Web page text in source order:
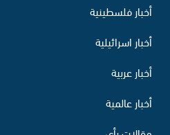
أخبار فلسطينية
أخبار اسرائيلية
أخبار عربية
أخبار عالمية